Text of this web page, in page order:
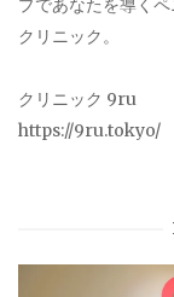
プであなたを導く
クリニック。
クリニック 9ru
https://9ru.tokyo/